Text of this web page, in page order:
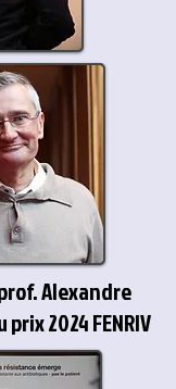
Alexandre
2024 FENRIV